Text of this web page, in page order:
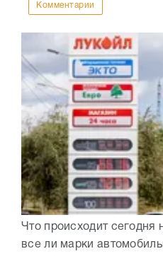
Комментарии
Что происходит сегодня
все ли марки